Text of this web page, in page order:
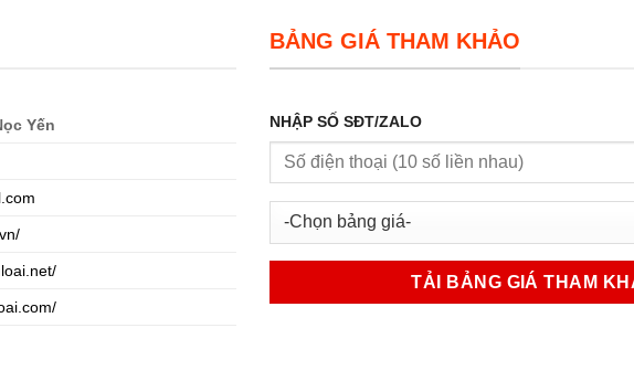
Yến
BẢNG GIÁ THAM KHẢO
NHẬP SỐ SĐT/ZALO